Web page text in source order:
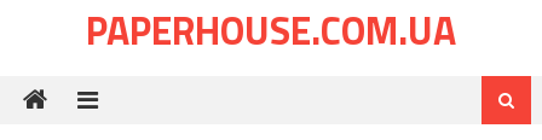
PAPERHOUSE.COM.UA